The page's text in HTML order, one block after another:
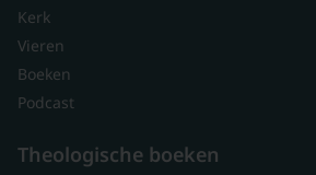
Kerk
Vieren
Boeken
Podcast
Theologische boeken